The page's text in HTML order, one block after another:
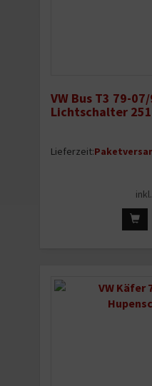
VW Bus T3 79-
Lichtschalter
Lieferzeit: